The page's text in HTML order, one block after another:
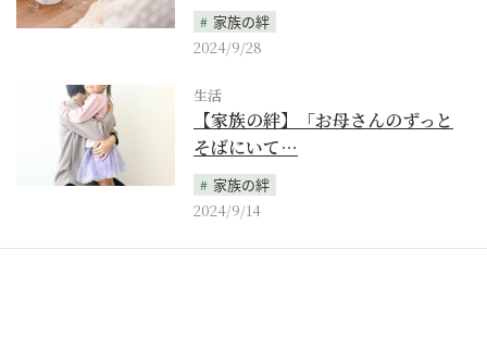
家族の絆
2024/9/28
生活
【家族の絆】「お母さんのずっと
そばにいて…
家族の絆
2024/9/14